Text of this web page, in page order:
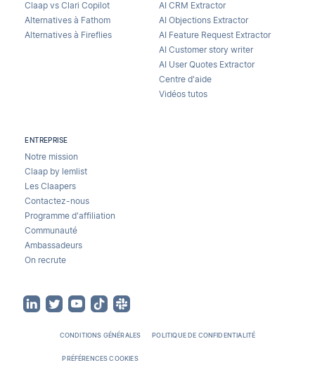
Claap vs Clari Copilot
Alternatives à Fathom
Alternatives à Fireflies
AI CRM Extractor
AI Objections Extractor
AI Feature Request Extractor
AI Customer story writer
AI User Quotes Extractor
Centre d'aide
Vidéos tutos
ENTREPRISE
Notre mission
Claap by lemlist
Les Claapers
Contactez-nous
Programme d'affiliation
Communauté
Ambassadeurs
On recrute
CONDITIONS GÉNÉRALES POLITIQUE DE CONFIDENTIALITÉ
PRÉFÉRENCES COOKIES